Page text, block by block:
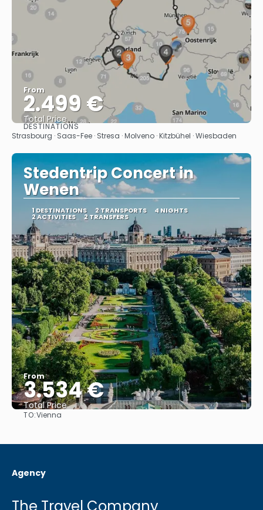
From
2.499 €
Total Price
See
DESTINATIONS
Strasbourg · Saas-Fee · Stresa · Molveno · Kitzbühel · Wiesbaden
Stedentrip Concert in
Wenen
1 DESTINATIONS 2 TRANSPORTS 4 NIGHTS
2 ACTIVITIES 2 TRANSFERS
From
3.534 €
Total Price
TO:Vienna
Agency